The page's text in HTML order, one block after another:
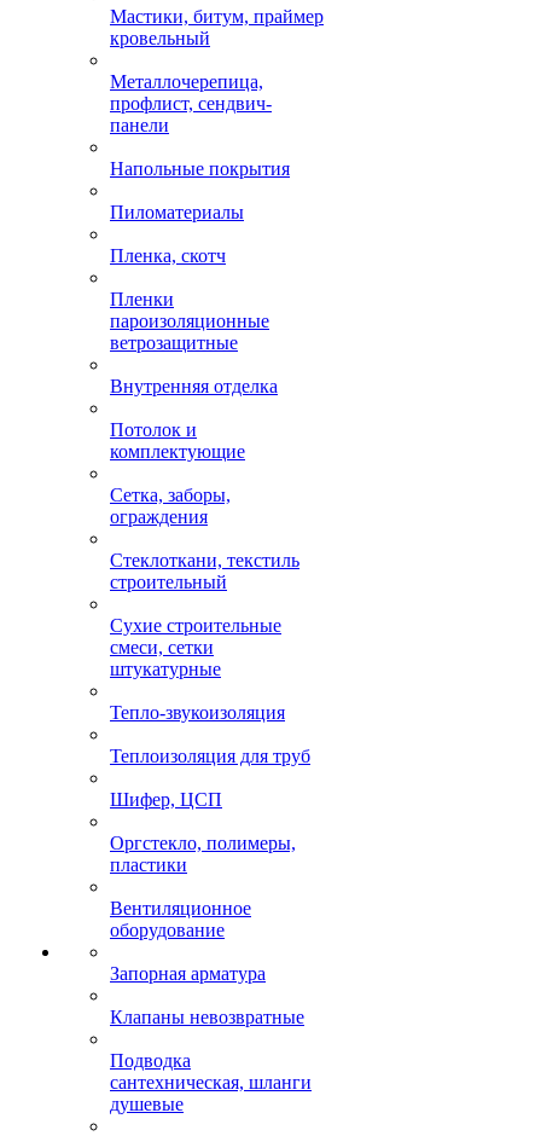
Мастики, битум, праймер
кровельный
Металлочерепица,
профлист, сендвич-
панели
Напольные покрытия
Пиломатериалы
Пленка, скотч
Пленки
пароизоляционные
ветрозащитные
Внутренняя отделка
Потолок и
комплектующие
Сетка, заборы,
ограждения
Стеклоткани, текстиль
строительный
Сухие строительные
смеси, сетки
штукатурные
Тепло-звукоизоляция
Теплоизоляция для труб
Шифер, ЦСП
Оргстекло, полимеры,
пластики
Вентиляционное
оборудование
Запорная арматура
Клапаны невозвратные
Подводка
сантехническая, шланги
душевые